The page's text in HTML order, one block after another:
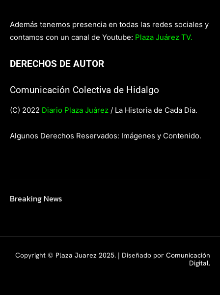
Además tenemos presencia en todas las redes sociales y
contamos con un canal de Youtube: Plaza Juárez TV.
DERECHOS DE AUTOR
Comunicación Colectiva de Hidalgo
(C) 2022 Diario Plaza Juárez / La Historia de Cada Día.
Algunos Derechos Reservados: Imágenes y Contenido.
Breaking News
Copyright © Plaza Juarez 2025. | Diseñado por Comunicación
Digital.